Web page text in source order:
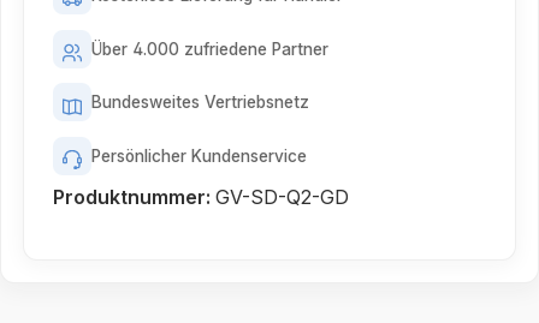
Über 4.000 zufriedene Partner
Bundesweites Vertriebsnetz
Persönlicher Kundenservice
Produktnummer: GV-SD-Q2-GD